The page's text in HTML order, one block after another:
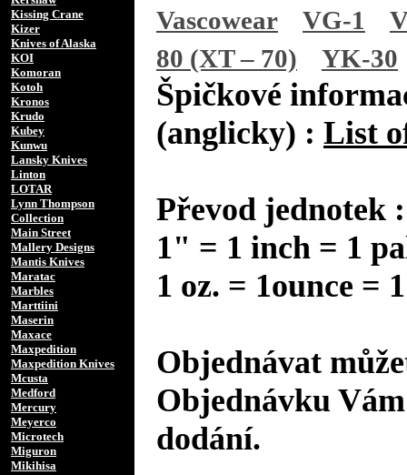
Kissing Crane
Kizer
Knives of Alaska
KOI
Komoran
Kotoh
Kronos
Krudo
Kubey
Kunwu
Lansky Knives
Linton
LOTAR
Lynn Thompson
Collection
Main Street
Mallery Designs
Mantis Knives
Maratac
Marbles
Marttiini
Maserin
Maxace
Maxpedition
Maxpedition Knives
Mcusta
Medford
Mercury
Meyerco
Microtech
Miguron
Mikihisa
Vascowear
VG-1
80 (XT – 70)
YK-30
Špičkové
(anglicky) : List
Převod jednotek :
1" = 1 inch = 1
1 oz. = 1ounce =
Objednávat
Objednávku
dodání.